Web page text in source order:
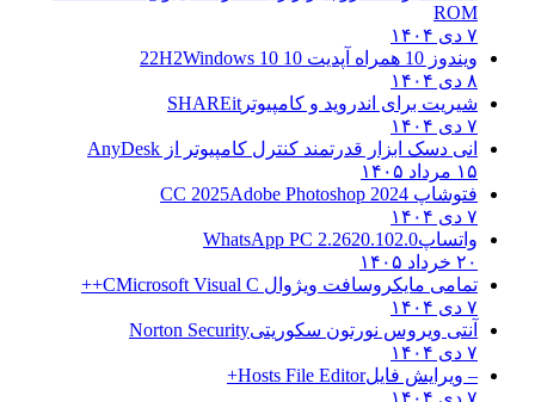
ROM
۷ دی ۱۴۰۴
ویندوز 10 همراه آپدیت 10 22H2
Windows 10
۸ دی ۱۴۰۴
شیریت برای اندروید و کامپیوتر SHAREit
۷ دی ۱۴۰۴
انی دسک ابزار قدرتمند کنترل کامپیوتر از AnyDesk
۱۵ مرداد ۱۴۰۵
فتوشاپ CC 2025 Adobe Photoshop 2024
۷ دی ۱۴۰۴
واتساپWhatsApp PC 2.2620.102.0
۲۰ خرداد ۱۴۰۵
تمامی مایکروسافت ویژوال C Microsoft Visual C++
۷ دی ۱۴۰۴
آنتی ویروس نورتون سکوریتیNorton Security
۷ دی ۱۴۰۴
– ویرایش فایلHosts File Editor+
۷ دی ۱۴۰۴